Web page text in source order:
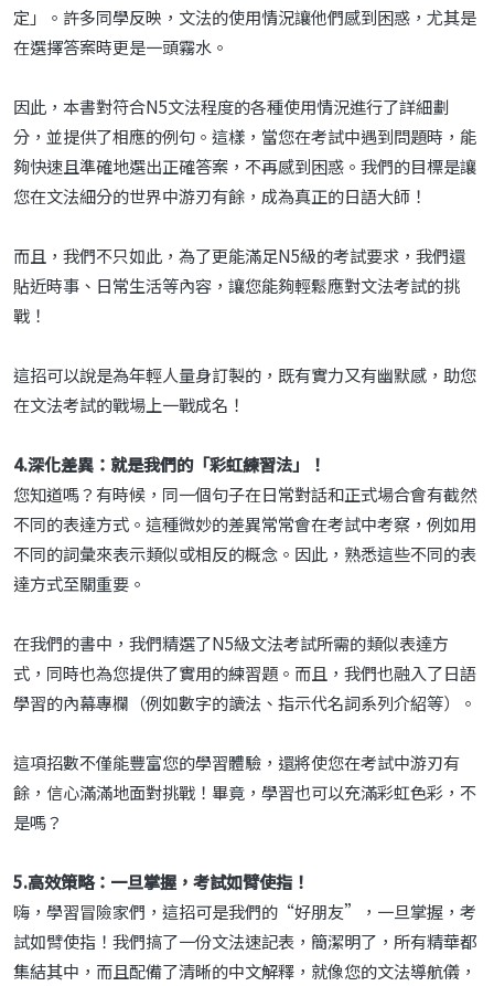
定」。許多同學反映，文法的使用情況讓他們感到困惑，尤其是
在選擇答案時更是一頭霧水。
因此，本書對符合N5文法程度的各種使用情況進行了詳細劃
分，並提供了相應的例句。這樣，當您在考試中遇到問題時，能
夠快速且準確地選出正確答案，不再感到困惑。我們的目標是讓
您在文法細分的世界中游刃有餘，成為真正的日語大師！
而且，我們不只如此，為了更能滿足N5級的考試要求，我們還
貼近時事、日常生活等內容，讓您能夠輕鬆應對文法考試的挑
戰！
這招可以說是為年輕人量身訂製的，既有實力又有幽默感，助您
在文法考試的戰場上一戰成名！
4.深化差異：就是我們的「彩虹練習法」！
您知道嗎？有時候，同一個句子在日常對話和正式場合會有截然
不同的表達方式。這種微妙的差異常常會在考試中考察，例如用
不同的詞彙來表示類似或相反的概念。因此，熟悉這些不同的表
達方式至關重要。
在我們的書中，我們精選了N5級文法考試所需的類似表達方
式，同時也為您提供了實用的練習題。而且，我們也融入了日語
學習的內幕專欄（例如數字的讀法、指示代名詞系列介紹等）。
這項招數不僅能豐富您的學習體驗，還將使您在考試中游刃有
餘，信心滿滿地面對挑戰！畢竟，學習也可以充滿彩虹色彩，不
是嗎？
5.高效策略：一旦掌握，考試如臂使指！
嗨，學習冒險家們，這招可是我們的“好朋友”，一旦掌握，考
試如臂使指！我們搞了一份文法速記表，簡潔明了，所有精華都
集結其中，而且配備了清晰的中文解釋，就像您的文法導航儀，